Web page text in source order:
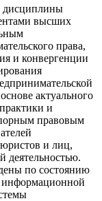
дисциплины
высших
права,
и конвергенции
актуального
и
правовым
и лиц,
деятельностью.
по состоянию
информационной